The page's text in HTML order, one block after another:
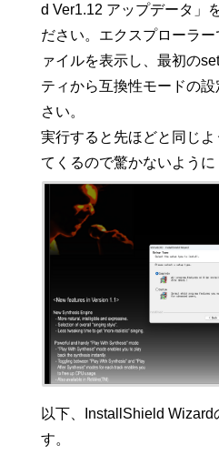
d Ver1.12 アップデータ」
ださい。エクスプローラ
ァイルを表示し、最初の
ティから互換性モードの
さい。
実行すると先ほどと同じ
てくるので驚かないように
以下、InstallShield
す。